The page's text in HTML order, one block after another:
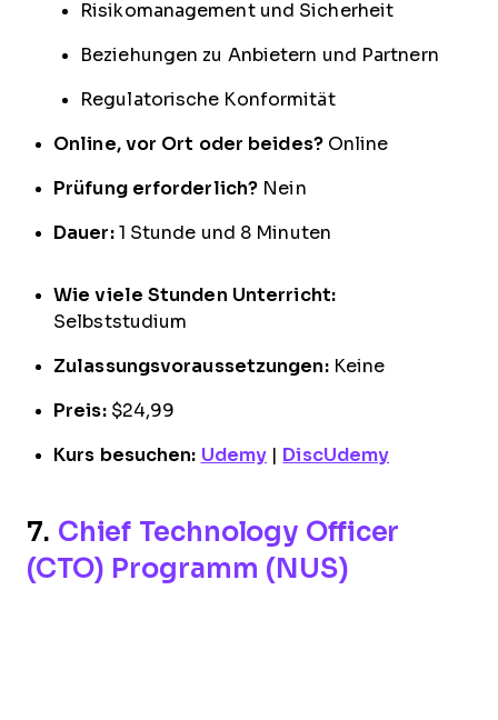
Risikomanagement und Sicherheit
Beziehungen zu Anbietern und Partnern
Regulatorische Konformität
Online, vor Ort oder beides?Online
Prüfung erforderlich? Nein
Dauer:1 Stunde und 8 Minuten
Wie viele Stunden Unterricht:
Selbststudium
Zulassungsvoraussetzungen:Keine
Preis:$24,99
Kurs besuchen: Udemy DiscUdemy
7. Chief Technology Officer
(CTO) Programm (NUS)